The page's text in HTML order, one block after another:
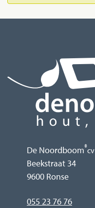
De Noordboom®cv
Beekstraat 34
9600 Ronse
055 23 76 76